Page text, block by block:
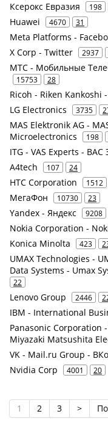
Ксерокс Евразия
198
Huawei 4670 31
Meta Platforms -
X Corp - Twitter 2937
МТС - Мобильные
15753 28
Ricoh - Riken Kankoshi
LG Electronics 3735
MAS Elektronik AG -
Microelectronics
198
ITG - VAS Experts - ВАС
A4tech 107 24
HTC Corporation 1512
МегаФон 10730 23
Yandex - Яндекс 9208
Nokia Corporation -
Konica Minolta 423
UMAX Technologies -
Data Systems - Umax
22
Lenovo Group 2446
IBM - International
Panasonic Corporation
Miyazaki Matsushita
VK - Mail.ru Group -
Nvidia Corp 4001 20
1 2 3 >